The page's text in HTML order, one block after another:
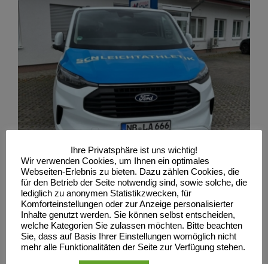
Ihre Privatsphäre ist uns wichtig!
Wir verwenden Cookies, um Ihnen ein optimales
Webseiten-Erlebnis zu bieten. Dazu zählen Cookies, die
für den Betrieb der Seite notwendig sind, sowie solche, die
lediglich zu anonymen Statistikzwecken, für
Komforteinstellungen oder zur Anzeige personalisierter
Inhalte genutzt werden. Sie können selbst entscheiden,
welche Kategorien Sie zulassen möchten. Bitte beachten
Sie, dass auf Basis Ihrer Einstellungen womöglich nicht
mehr alle Funktionalitäten der Seite zur Verfügung stehen.